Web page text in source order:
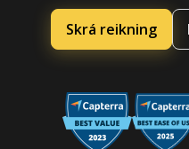
Skrá reikning